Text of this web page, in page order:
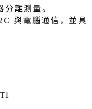
分離測量。
與電腦通信，並具